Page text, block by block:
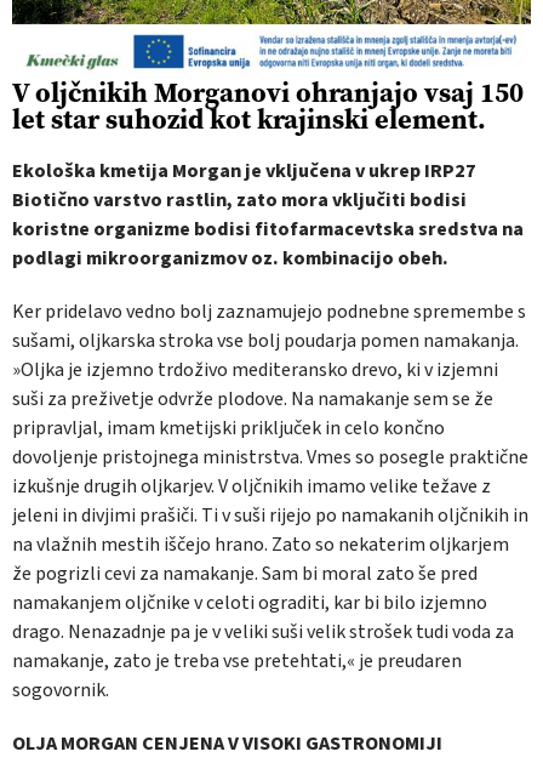
V oljčnikih Morganovi ohranjajo vsaj 150
let star suhozid kot krajinski element.
Ekološka kmetija Morgan je vključena v ukrep IRP27
Biotično varstvo rastlin, zato mora vključiti bodisi
koristne organizme bodisi fitofarmacevtska sredstva na
podlagi mikroorganizmov oz. kombinacijo obeh.
Ker pridelavo vedno bolj zaznamujejo podnebne spremembe s
sušami, oljkarska stroka vse bolj poudarja pomen namakanja.
»Oljka je izjemno trdoživo mediteransko drevo, ki v izjemni
suši za preživetje odvrže plodove. Na namakanje sem se že
pripravljal, imam kmetijski priključek in celo končno
dovoljenje pristojnega ministrstva. Vmes so posegle praktične
izkušnje drugih oljkarjev. V oljčnikih imamo velike težave z
jeleni in divjimi prašiči. Ti v suši rijejo po namakanih oljčnikih in
na vlažnih mestih iščejo hrano. Zato so nekaterim oljkarjem
že pogrizli cevi za namakanje. Sam bi moral zato še pred
namakanjem oljčnike v celoti ograditi, kar bi bilo izjemno
drago. Nenazadnje pa je v veliki suši velik strošek tudi voda za
namakanje, zato je treba vse pretehtati,« je preudaren
sogovornik.
OLJA MORGAN CENJENA V VISOKI GASTRONOMIJI